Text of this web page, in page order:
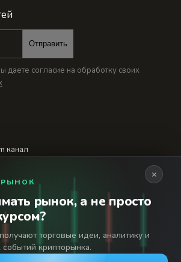
Отправить
даете согласие на обработку своих
канал
интернет-портал «Банки
сайт BanksToday.net вы
Сегодня» зарегистрировано
×
рынок, а не просто
торговые идеи, аналитику и
крипторынка.